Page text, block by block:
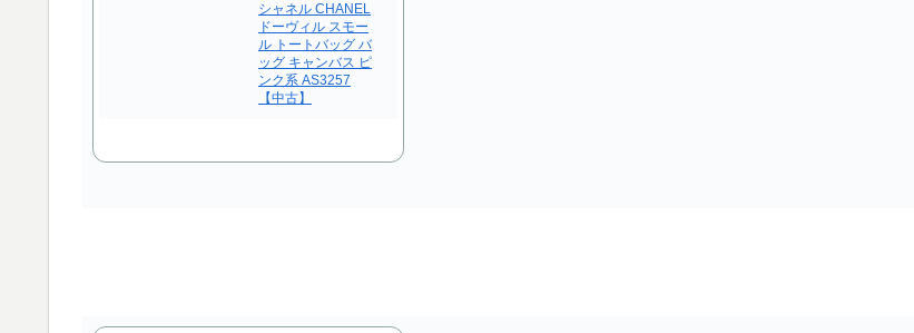
シャネル CHANEL
ドーヴィル スモー
ル トートバッグ バ
ッグ キャンバス ピ
ンク系 AS3257
【中古】